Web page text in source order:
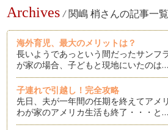
Archives / 関嶋 梢さんの記事一覧
海外育児、最大のメリットは？
長いようであっという間だったサンフ
が家の場合、子どもと現地にいたのは…
子連れで引越し！完全攻略
先日、夫が一年間の任期を終えてアメ
わが家のアメリカ生活も終了・・・と…